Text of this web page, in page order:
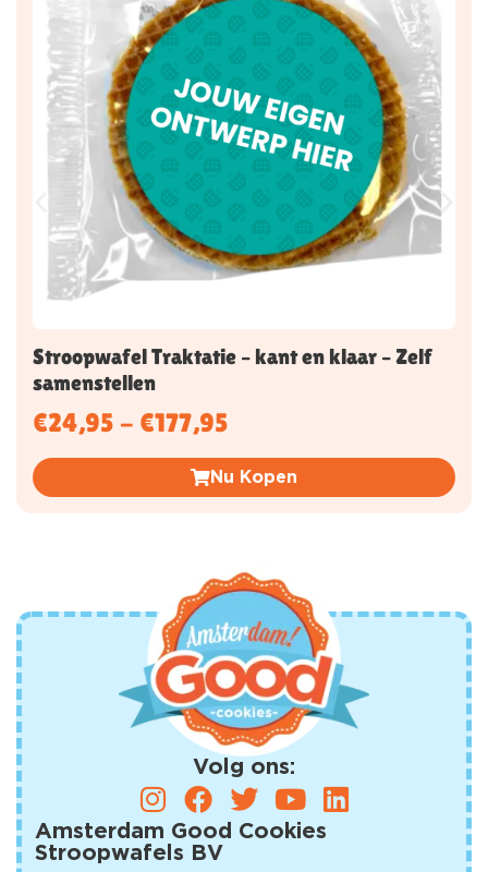
Stroopwafel Traktatie – kant en klaar – Zelf
samenstellen
€24,95 - €177,95
Nu Kopen
Volg ons:
Amsterdam Good Cookies
Stroopwafels BV